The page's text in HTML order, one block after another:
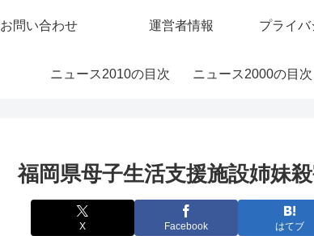
お問い合わせ 運営者情報 プライ
ニュース2010の目次 ニュース2000の目次
福岡県母子生活支援施設姉妹
X Facebook はてブ